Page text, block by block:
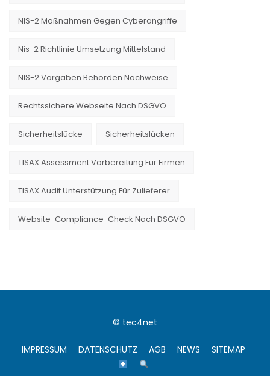
NIS-2 Maßnahmen Gegen Cyberangriffe
Nis-2 Richtlinie Umsetzung Mittelstand
NIS-2 Vorgaben Behörden Nachweise
Rechtssichere Webseite Nach DSGVO
Sicherheitslücke Sicherheitslücken
TISAX Assessment Vorbereitung Für Firmen
TISAX Audit Unterstützung Für Zulieferer
Website-Compliance-Check Nach DSGVO
© tec4net
IMPRESSUM DATENSCHUTZ AGB NEWS SITEMAP